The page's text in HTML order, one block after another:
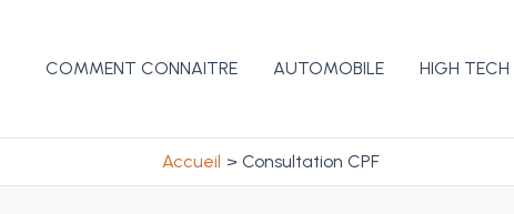
COMMENT CONNAITRE AUTOMOBILE HIGH TECH
Accueil Consultation CPF